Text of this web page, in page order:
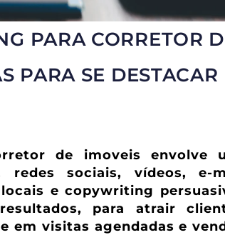
PARA CORRETOR
PARA SE DESTACAR
de imoveis envolve
redes sociais, vídeos, e-
e copywriting
para atrair
em visitas agendadas e